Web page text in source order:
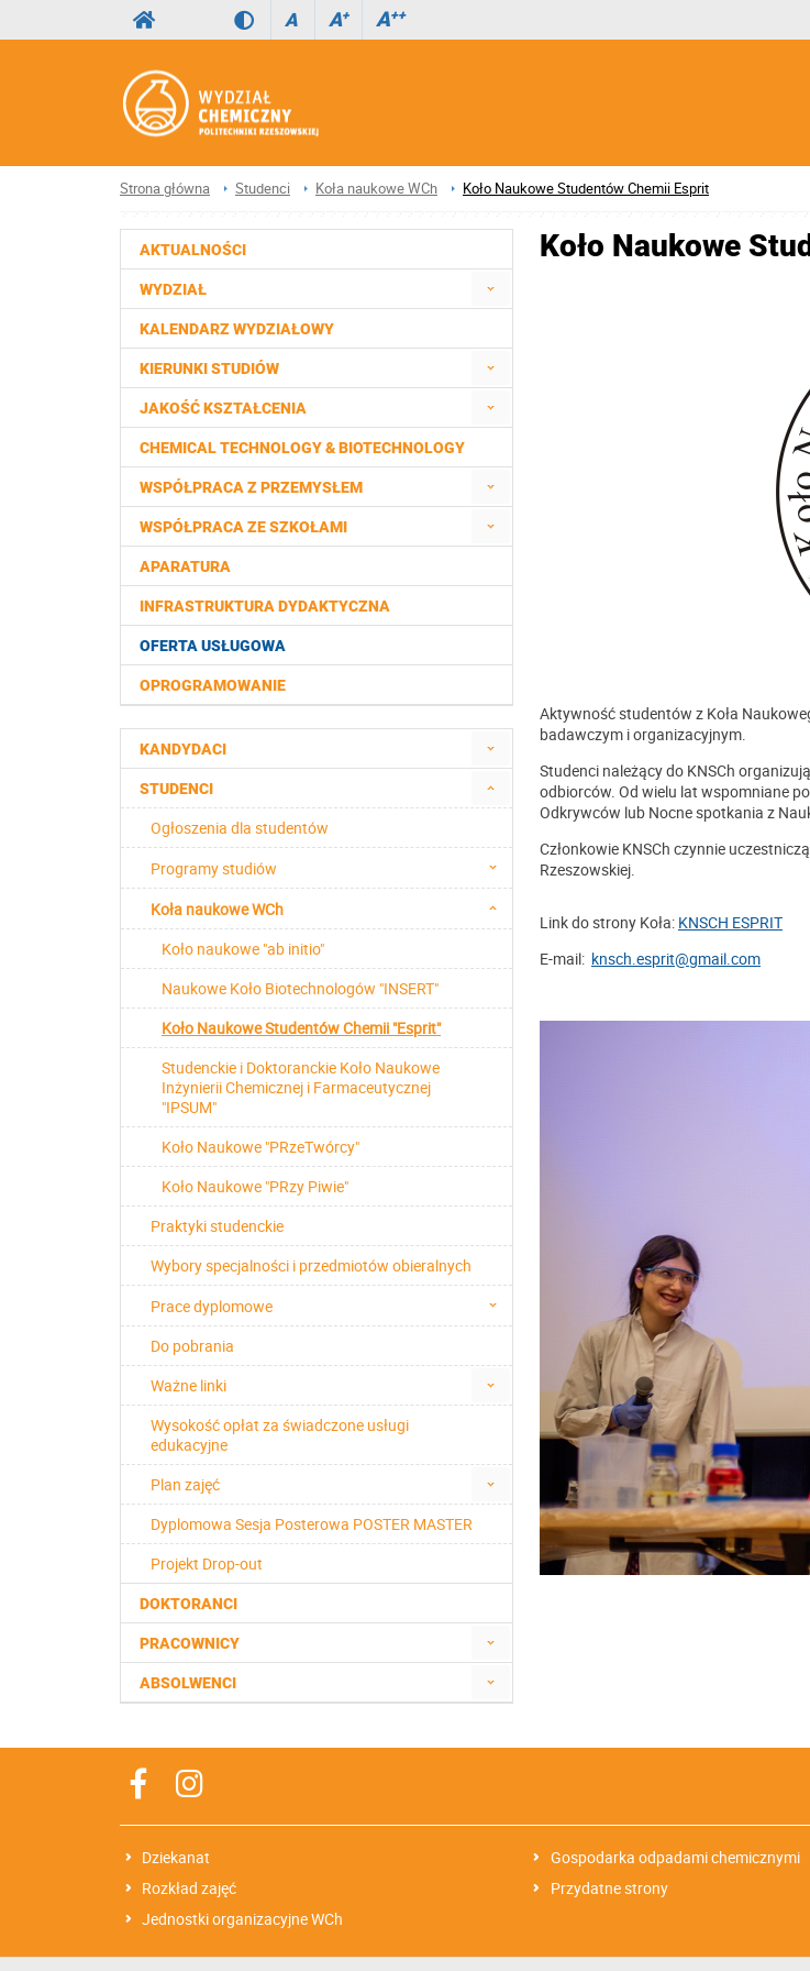
A A+ A++
Strona główna Studenci Koła naukowe WCh Koło Naukowe Studentów Chemii Esprit
AKTUALNOŚCI
WYDZIAŁ
KALENDARZ WYDZIAŁOWY
KIERUNKI STUDIÓW
JAKOŚĆ KSZTAŁCENIA
CHEMICAL TECHNOLOGY & BIOTECHNOLOGY
WSPÓŁPRACA Z PRZEMYSŁEM
WSPÓŁPRACA ZE SZKOŁAMI
APARATURA
INFRASTRUKTURA DYDAKTYCZNA
OFERTA USŁUGOWA
OPROGRAMOWANIE
KANDYDACI
STUDENCI
Ogłoszenia dla studentów
Programy studiów
Koła naukowe WCh
Koło naukowe "ab initio"
Naukowe Koło Biotechnologów "INSERT"
Koło Naukowe Studentów Chemii "Esprit"
Studenckie i Doktoranckie Koło Naukowe
Inżynierii Chemicznej i Farmaceutycznej
"IPSUM"
Koło Naukowe "PRzeTwórcy"
Koło Naukowe "PRzy Piwie"
Praktyki studenckie
Wybory specjalności i przedmiotów obieralnych
Prace dyplomowe
Do pobrania
Ważne linki
Wysokość opłat za świadczone usługi
edukacyjne
Plan zajęć
Dyplomowa Sesja Posterowa POSTER MASTER
Projekt Drop-out
DOKTORANCI
PRACOWNICY
ABSOLWENCI
Koło Naukowe
Aktywność studentów z Koła
badawczym i organizacyjnym.
Studenci należący do KNSCh
odbiorców. Od wielu lat wspomniane
Odkrywców lub Nocne spotkania z
Członkowie KNSCh czynnie
Rzeszowskiej.
Link do strony Koła: KNSCH ESPRIT
E-mail: knsch.esprit@gmail.com
Dziekanat
Rozkład zajęć
Jednostki organizacyjne WCh
Gospodarka odpadami chemicznymi
Przydatne strony